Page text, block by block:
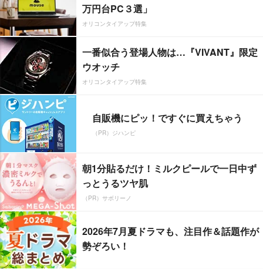
万円台PC３選」
オリコンタイアップ特集
一番似合う登場人物は…『VIVANT』限定
ウオッチ
オリコンタイアップ特集
自販機にピッ！ですぐに買えちゃう
（PR）ジハンピ
朝1分貼るだけ！ミルクピールで一日中ず
っとうるツヤ肌
（PR）サボリーノ
2026年7月夏ドラマも、注目作＆話題作が
勢ぞろい！